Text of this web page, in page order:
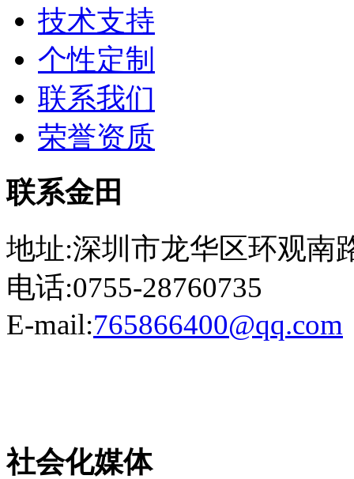
技术支持
个性定制
联系我们
荣誉资质
联系金田
地址:深圳市龙华区环观南
电话:0755-28760735
E-mail:765866400@qq.com
社会化媒体